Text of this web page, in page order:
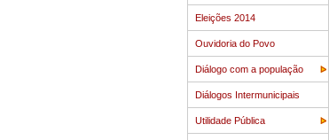
Eleições 2014
Ouvidoria do Povo
Diálogo com a população
Diálogos Intermunicipais
Utilidade Pública